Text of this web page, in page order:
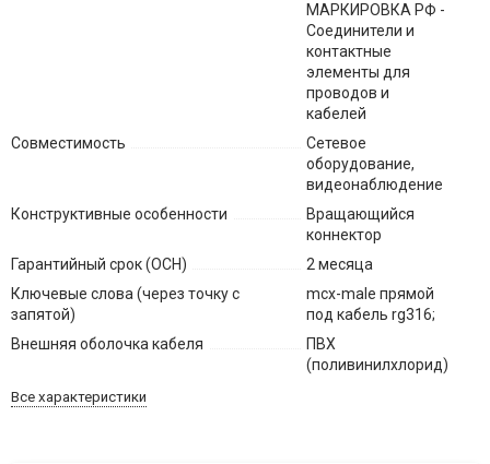
МАРКИРОВКА РФ -
Соединители и
контактные
элементы для
проводов и
кабелей
Совместимость
Сетевое
оборудование,
видеонаблюдение
Конструктивные особенности
Вращающийся
коннектор
Гарантийный срок (ОСН)
2 месяца
Ключевые слова (через точку с
запятой)
mcx-male прямой
под кабель rg316;
Внешняя оболочка кабеля
ПВХ
(поливинилхлорид)
Все характеристики